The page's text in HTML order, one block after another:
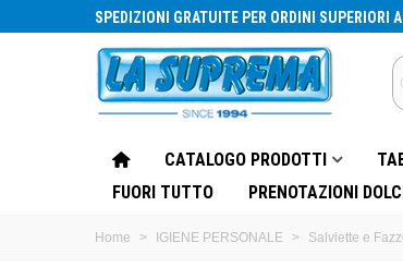
SPEDIZIONI GRATUITE PER ORDINI SUPERIORI
CATALOGO PRODOTTI
FUORI TUTTO
PRENOTAZIONI
Home > IGIENE PERSONALE > Salviette e